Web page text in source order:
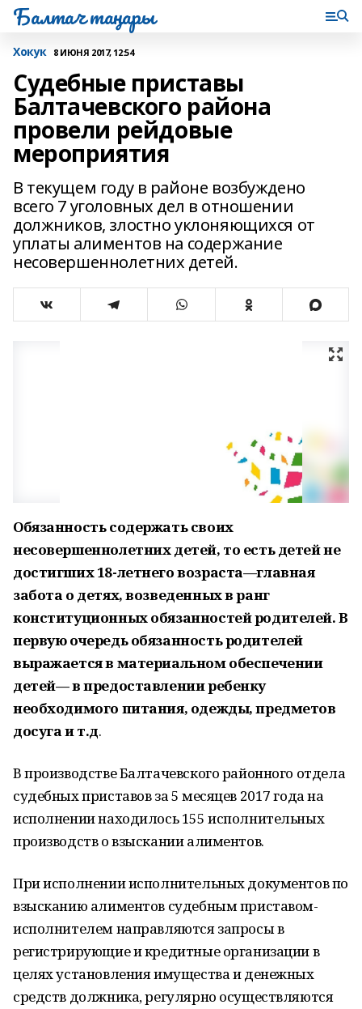
Балтач таңнары
Хокук 8 ИЮНЯ 2017, 12:54
Судебные приставы
Балтачевского района
провели рейдовые
мероприятия
В текущем году в районе возбуждено
всего 7 уголовных дел в отношении
должников, злостно уклоняющихся от
уплаты алиментов на содержание
несовершеннолетних детей.
Обязанность содержать своих
несовершеннолетних детей, то есть детей не
достигших 18-летнего возраста—главная
забота о детях, возведенных в ранг
конституционных обязанностей родителей. В
первую очередь обязанность родителей
выражается в материальном обеспечении
детей—в предоставлении ребенку
необходимого питания, одежды, предметов
досуга и т.д.
В производстве Балтачевского районного отдела
судебных приставов за 5 месяцев 2017 года на
исполнении находилось 155 исполнительных
производств о взыскании алиментов.
При исполнении исполнительных документов по
взысканию алиментов судебным приставом-
исполнителем направляются запросы в
регистрирующие и кредитные организации в
целях установления имущества и денежных
средств должника, регулярно осуществляются